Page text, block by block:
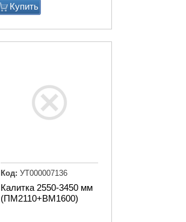
Купить
Калитка 2550-3450 мм
(ПМ2110+ВМ1600)
Код: УТ000007136